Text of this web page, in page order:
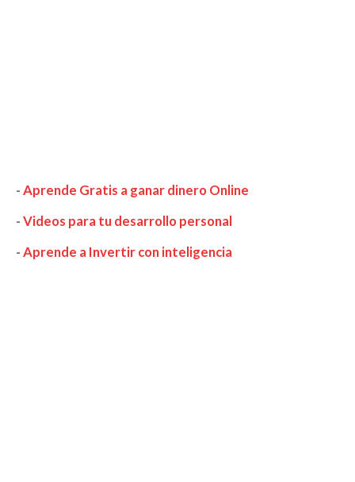
-Aprende Gratis a ganar dinero Online
-Videos para tu desarrollo personal
-Aprende a Invertir con inteligencia